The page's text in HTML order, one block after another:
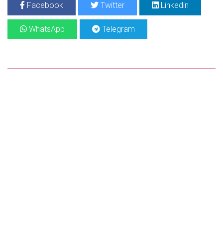
Facebook Twitter Linkedin
WhatsApp Telegram